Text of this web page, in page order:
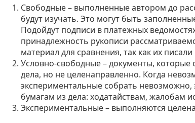
Свободные – выполненные автором до
будут изучать. Это могут быть
Подойдут подписи в платежных
принадлежность рукописи
материал для сравнения, так как их
Условно-свободные – документы,
дела, но не целенаправленно. Когда
экспериментальные собрать невозможно,
бумагам из дела: ходатайствам, жалобам
Экспериментальные – выполняются